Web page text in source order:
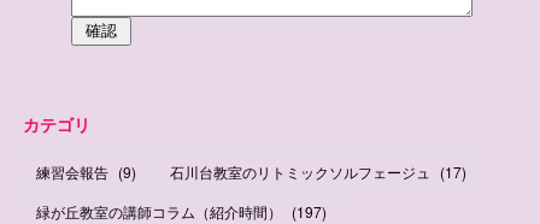
カテゴリ
練習会報告 (9) 石川台教室のリトミックソルフェージュ (17)
緑が丘教室の講師コラム（紹介時間）
(197)